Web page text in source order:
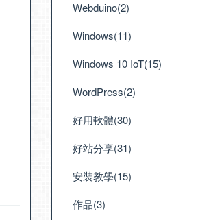
Webduino(2)
Windows(11)
Windows 10 IoT(15)
WordPress(2)
好用軟體(30)
好站分享(31)
安裝教學(15)
作品(3)